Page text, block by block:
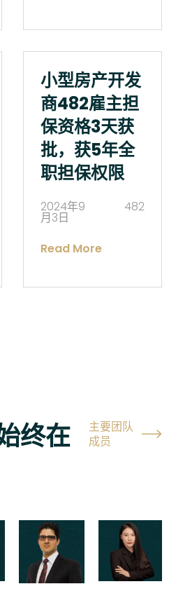
小型房产开发
商482雇主担
保资格3天获
批，获5年全
职担保权限
2024年9
月3日
482
Read More
终在
主要团队
成员